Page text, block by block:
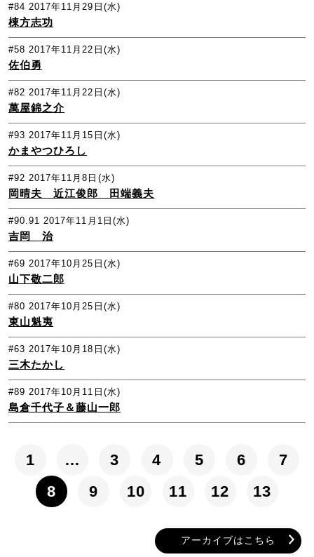
#84 2017年11月29日(水)
棟方志功
#58 2017年11月22日(水)
佐伯勇
#82 2017年11月22日(水)
萬屋錦之介
#93 2017年11月15日(水)
かまやつひろし
#92 2017年11月8日(水)
岡晴夫 近江俊郎 田端義夫
#90.91 2017年11月1日(水)
吉岡 治
#69 2017年10月25日(水)
山下敬二郎
#80 2017年10月25日(水)
東山魁夷
#63 2017年10月18日(水)
三木たかし
#89 2017年10月11日(水)
島倉千代子＆藤山一郎
1 … 3 4 5 6
7
8
9 10 11 12 13
アーカイブはこちら